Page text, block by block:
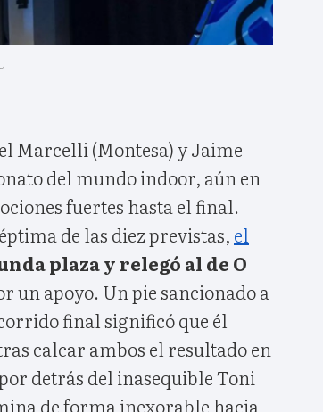
Marcelli (Montesa) y Jaime
del mundo indoor, aún en
fuertes hasta el final.
de las diez previstas, el
plaza y relegó al de O
un apoyo. Un pie sancionado a
final significó que él
calcar ambos el resultado en
detrás del inasequible Toni
de forma inexorable hacia